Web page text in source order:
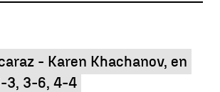
- Karen Khachanov, en
3, 3-6, 4-4